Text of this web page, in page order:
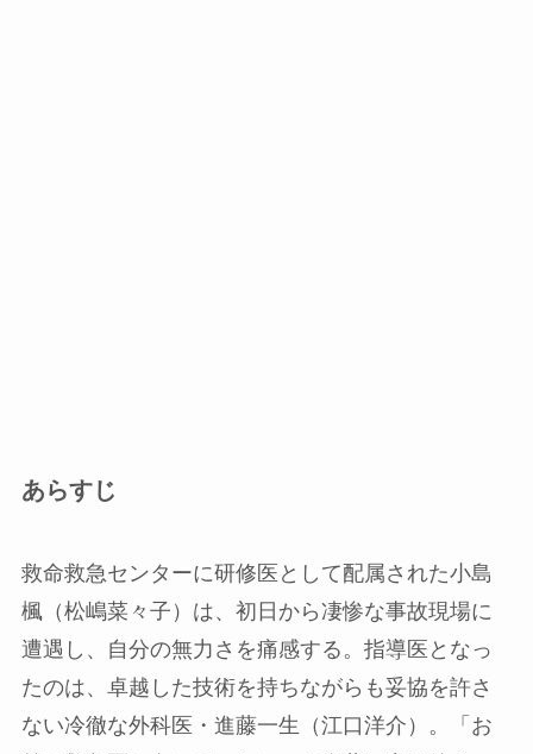
あらすじ
救命救急センターに研修医として配属された小島
楓（松嶋菜々子）は、初日から凄惨な事故現場に
遭遇し、自分の無力さを痛感する。指導医となっ
たのは、卓越した技術を持ちながらも妥協を許さ
ない冷徹な外科医・進藤一生（江口洋介）。「お